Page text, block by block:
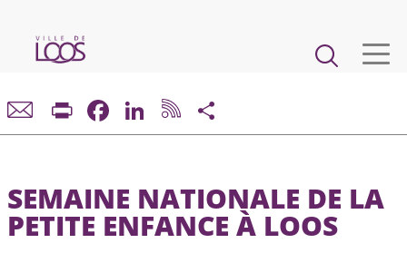
contenu
Main
navigation
VIE MUNICIPALE
CADRE DE VIE ET URBANISME
Print FacebookLinkedIn
SEMAINE NATIONALE DE LA
PETITE ENFANCE À LOOS